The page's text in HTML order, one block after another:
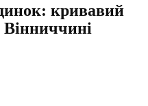
кривавий
Вінниччині